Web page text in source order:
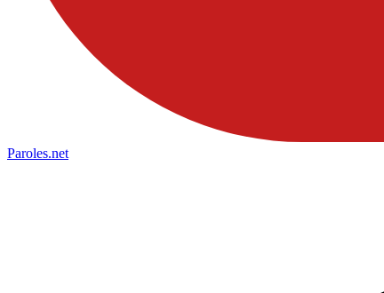
Paroles.net